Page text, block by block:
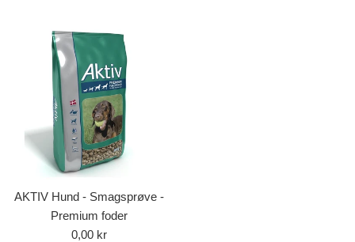
AKTIV Hund - Smagsprøve -
Premium foder
Normalpris
0,00 kr